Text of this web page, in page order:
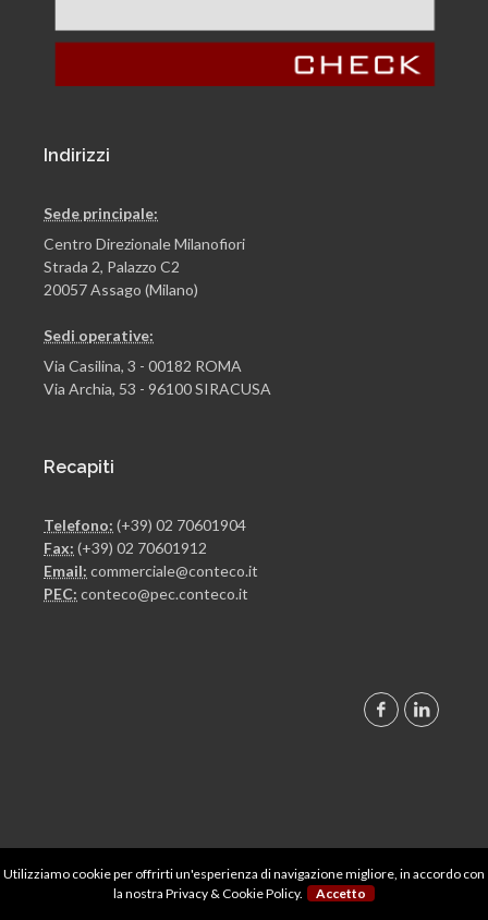
Indirizzi
Sede principale:
Centro Direzionale Milanofiori
Strada 2, Palazzo C2
20057 Assago (Milano)
Sedi operative:
Via Casilina, 3 - 00182 ROMA
Via Archia, 53 - 96100 SIRACUSA
Recapiti
Telefono: (+39) 02 70601904
Fax: (+39) 02 70601912
Email: commerciale@conteco.it
PEC: conteco@pec.conteco.it
Società soggetta all'attività di direzione e coordinamento
di AMS Management S.r.l.
Utilizziamo cookie per offrirti un'esperienza di navigazione migliore, in accordo con
la nostra Privacy & Cookie Policy. Accetto